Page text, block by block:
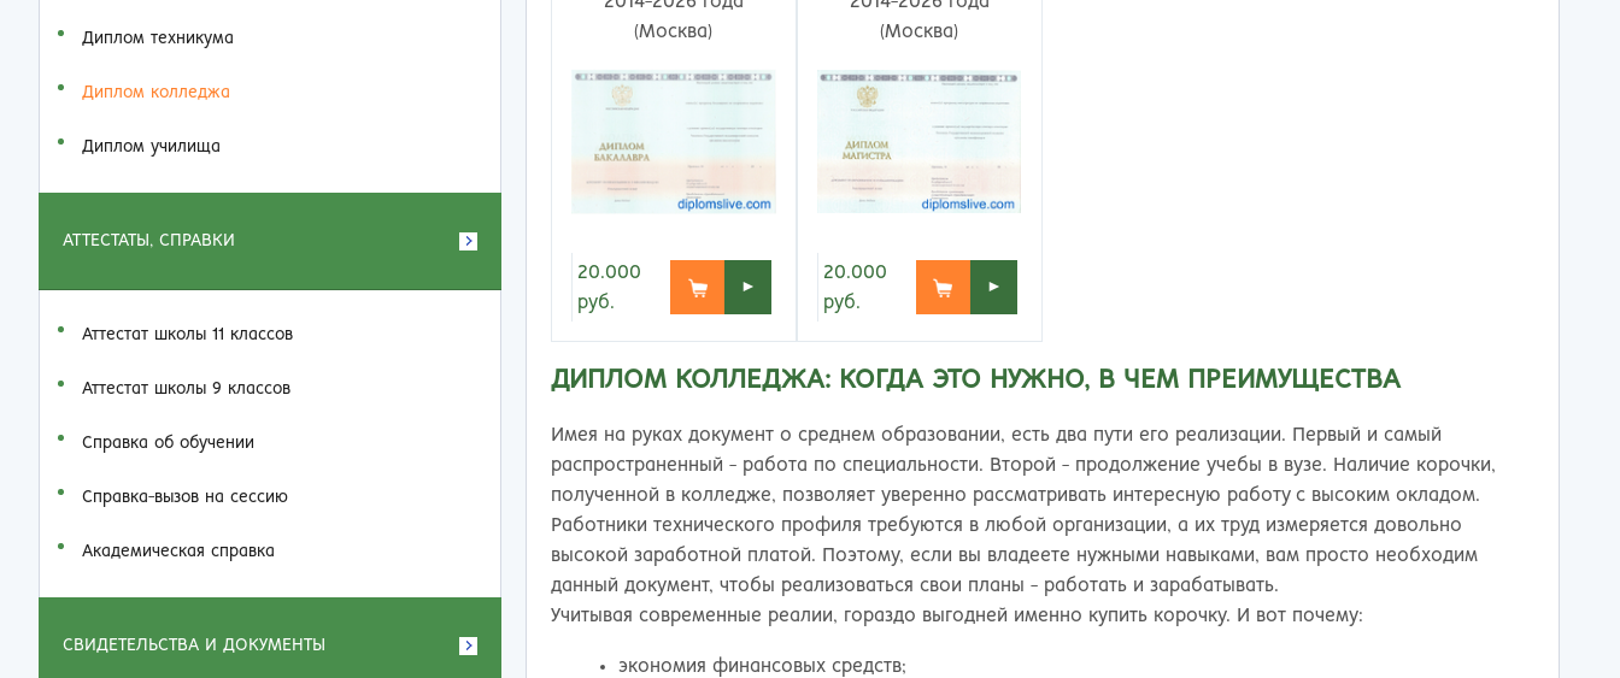
Диплом техникума
Диплом колледжа
Диплом училища
АТТЕСТАТЫ, СПРАВКИ
Аттестат школы 11 классов
Аттестат школы 9 классов
Справка об обучении
Справка-вызов на сессию
Академическая справка
СВИДЕТЕЛЬСТВА И ДОКУМЕНТЫ
(Москва)
20.000
руб.
►
(Москва)
20.000
руб.
►
ДИПЛОМ КОЛЛЕДЖА: КОГДА ЭТО НУЖНО, В ЧЕМ ПРЕИМУЩЕСТВА
Имея на руках документ о среднем образовании, есть два пути его реализации. Первый и самый
распространенный - работа по специальности. Второй - продолжение учебы в вузе. Наличие корочки,
полученной в колледже, позволяет уверенно рассматривать интересную работу с высоким окладом.
Работники технического профиля требуются в любой организации, а их труд измеряется довольно
высокой заработной платой. Поэтому, если вы владеете нужными навыками, вам просто необходим
данный документ, чтобы реализоваться свои планы - работать и зарабатывать.
Учитывая современные реалии, гораздо выгодней именно купить корочку. И вот почему:
экономия финансовых средств;